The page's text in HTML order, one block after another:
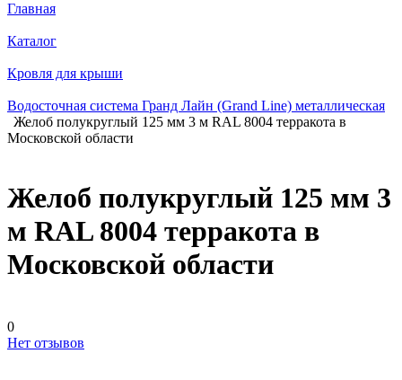
Главная
Каталог
Кровля для крыши
Водосточная система Гранд Лайн (Grand Line) металлическая
Желоб полукруглый 125 мм 3 м RAL 8004 терракота в
Московской области
Желоб полукруглый 125 мм 3
м RAL 8004 терракота в
Московской области
0
Нет отзывов